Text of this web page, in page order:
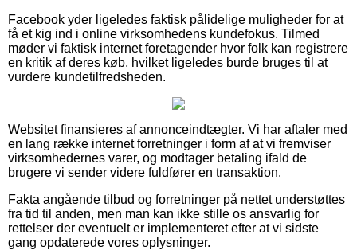
Facebook yder ligeledes faktisk pålidelige muligheder for at
få et kig ind i online virksomhedens kundefokus. Tilmed
møder vi faktisk internet foretagender hvor folk kan registrere
en kritik af deres køb, hvilket ligeledes burde bruges til at
vurdere kundetilfredsheden.
Websitet finansieres af annonceindtægter. Vi har aftaler med
en lang række internet forretninger i form af at vi fremviser
virksomhedernes varer, og modtager betaling ifald de
brugere vi sender videre fuldfører en transaktion.
Fakta angående tilbud og forretninger på nettet understøttes
fra tid til anden, men man kan ikke stille os ansvarlig for
rettelser der eventuelt er implementeret efter at vi sidste
gang opdaterede vores oplysninger.